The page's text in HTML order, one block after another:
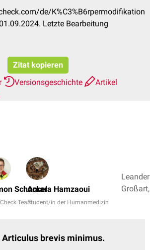
de/K%C3%B6rpermodifikation
Letzte Bearbeitung
Zitat kopieren
Versionsgeschichte
Artikel
Schuckel
Team
Amara Hamzaoui
Student/in der Humanmedizin
Leander
Großart,
Articulus brevis minimus.